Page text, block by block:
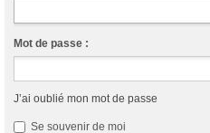
Mot de passe :
J’ai oublié mon mot de passe
Se souvenir de moi